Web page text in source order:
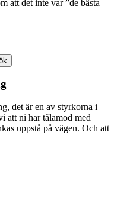
att det inte var ”de bästa
det är en av styrkorna i
att ni har tålamod med
uppstå på vägen. Och att